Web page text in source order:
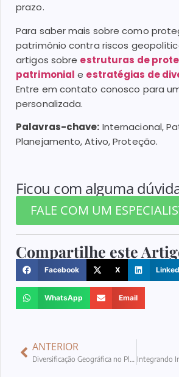
prazo.
Para saber mais sobre como
patrimônio contra riscos
artigos sobre estruturas de
patrimonial e estratégias de
Entre em contato conosco para
personalizada.
Palavras-chave: Internacional,
Planejamento, Ativo, Proteção.
Ficou com alguma
FALE COM UM
Compartilhe este
Facebook X
WhatsApp Email
ANTERIOR
Diversificação Geográfica no Planejamento Patrimonial Internacional: Maximizando Segurança e Crescimento